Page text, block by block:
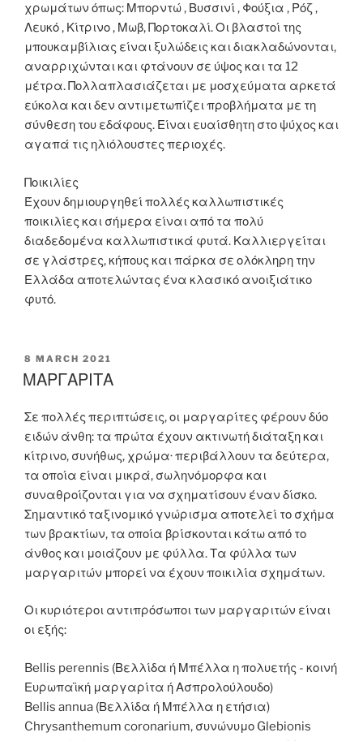
χρωμάτων όπως: Μπορντώ , Βυσσινί , Φούξια , Ρόζ ,
Λευκό , Κίτρινο , Μωβ, Πορτοκαλί. Οι βλαστοί της
μπουκαμβίλιας είναι ξυλώδεις και διακλαδώνονται,
αναρριχώνται και φτάνουν σε ύψος και τα 12
μέτρα. Πολλαπλασιάζεται με μοσχεύματα αρκετά
εύκολα και δεν αντιμετωπίζει προβλήματα με τη
σύνθεση του εδάφους. Είναι ευαίσθητη στο ψύχος και
αγαπά τις ηλιόλουστες περιοχές.
Ποικιλίες
Έχουν δημιουργηθεί πολλές καλλωπιστικές
ποικιλίες και σήμερα είναι από τα πολύ
διαδεδομένα καλλωπιστικά φυτά. Καλλιεργείται
σε γλάστρες, κήπους και πάρκα σε ολόκληρη την
Ελλάδα αποτελώντας ένα κλασικό ανοιξιάτικο
φυτό.
POSTED
ON
8 MARCH 2021
ΜΑΡΓΑΡΙΤΑ
Σε πολλές περιπτώσεις, οι μαργαρίτες φέρουν δύο
ειδών άνθη: τα πρώτα έχουν ακτινωτή διάταξη και
κίτρινο, συνήθως, χρώμα· περιβάλλουν τα δεύτερα,
τα οποία είναι μικρά, σωληνόμορφα και
συναθροίζονται για να σχηματίσουν έναν δίσκο.
Σημαντικό ταξινομικό γνώρισμα αποτελεί το σχήμα
των βρακτίων, τα οποία βρίσκονται κάτω από το
άνθος και μοιάζουν με φύλλα. Τα φύλλα των
μαργαριτών μπορεί να έχουν ποικιλία σχημάτων.
Οι κυριότεροι αντιπρόσωποι των μαργαριτών είναι
οι εξής:
Bellis perennis (Βελλίδα ή Μπέλλα η πολυετής - κοινή
Ευρωπαϊκή μαργαρίτα ή Ασπρολούλουδο)
Bellis annua (Βελλίδα ή Μπέλλα η ετήσια)
Chrysanthemum coronarium, συνώνυμο Glebionis